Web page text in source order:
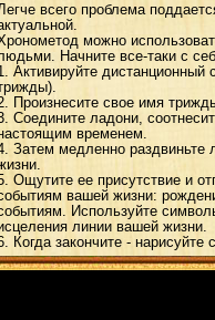
всего проблема
можно
Начните все-таки с
Активируйте дистанционный
Произнесите свое имя
Соедините ладони,
временем.
Затем медленно
Ощутите ее присутствие и
вашей жизни:
Используйте
линии вашей жизни.
Когда закончите -